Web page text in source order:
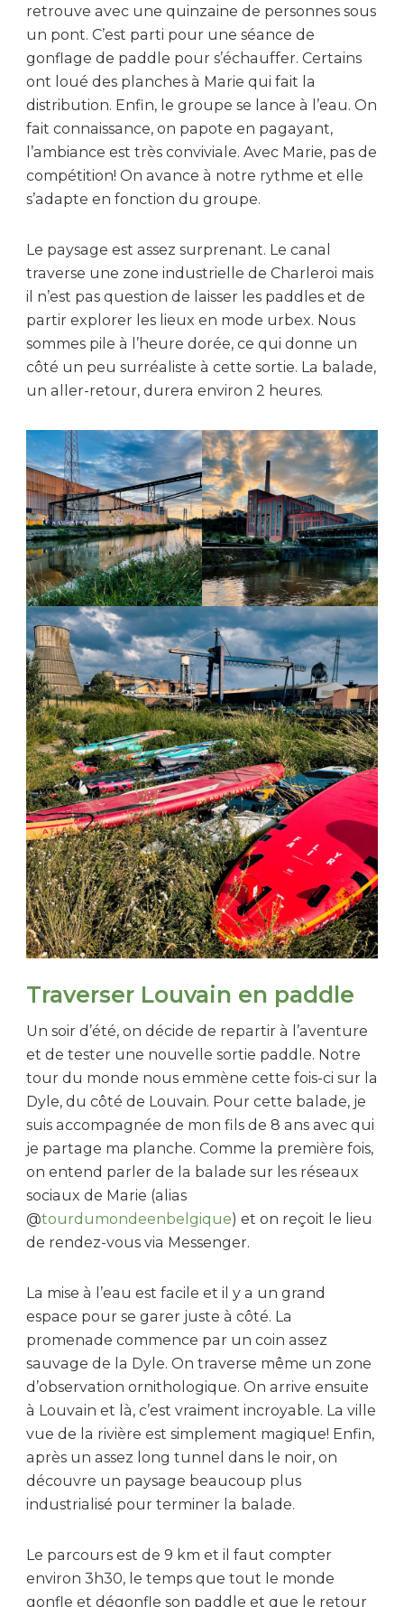
retrouve avec une quinzaine de personnes sous
un pont. C’est parti pour une séance de
gonflage de paddle pour s’échauffer. Certains
ont loué des planches à Marie qui fait la
distribution. Enfin, le groupe se lance à l’eau. On
fait connaissance, on papote en pagayant,
l’ambiance est très conviviale. Avec Marie, pas de
compétition! On avance à notre rythme et elle
s’adapte en fonction du groupe.
Le paysage est assez surprenant. Le canal
traverse une zone industrielle de Charleroi mais
il n’est pas question de laisser les paddles et de
partir explorer les lieux en mode urbex. Nous
sommes pile à l’heure dorée, ce qui donne un
côté un peu surréaliste à cette sortie. La balade,
un aller-retour, durera environ 2 heures.
Traverser Louvain en paddle
Un soir d’été, on décide de repartir à l’aventure
et de tester une nouvelle sortie paddle. Notre
tour du monde nous emmène cette fois-ci sur la
Dyle, du côté de Louvain. Pour cette balade, je
suis accompagnée de mon fils de 8 ans avec qui
je partage ma planche. Comme la première fois,
on entend parler de la balade sur les réseaux
sociaux de Marie (alias
@tourdumondeenbelgique) et on reçoit le lieu
de rendez-vous via Messenger.
La mise à l’eau est facile et il y a un grand
espace pour se garer juste à côté. La
promenade commence par un coin assez
sauvage de la Dyle. On traverse même un zone
d’observation ornithologique. On arrive ensuite
à Louvain et là, c’est vraiment incroyable. La ville
vue de la rivière est simplement magique! Enfin,
après un assez long tunnel dans le noir, on
découvre un paysage beaucoup plus
industrialisé pour terminer la balade.
Le parcours est de 9 km et il faut compter
environ 3h30, le temps que tout le monde
gonfle et dégonfle son paddle et que le retour